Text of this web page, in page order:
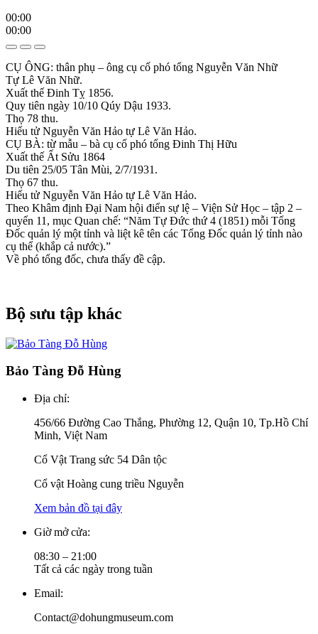
00:00
00:00
CỤ ÔNG: thân phụ – ông cụ cố phó tổng Nguyễn Văn Nhữ
Tự Lê Văn Nhữ.
Xuất thế Đinh Tỵ 1856.
Quy tiên ngày 10/10 Qúy Dậu 1933.
Thọ 78 thu.
Hiếu tử Nguyễn Văn Hảo tự Lê Văn Hảo.
CỤ BÀ: từ mẫu – bà cụ cố phó tổng Đinh Thị Hữu
Xuất thế Ất Sửu 1864
Du tiên 25/05 Tân Mùi, 2/7/1931.
Thọ 67 thu.
Hiếu tử Nguyễn Văn Hảo tự Lê Văn Hảo.
Theo Khâm định Đại Nam hội điển sự lệ – Viện Sử Học – tập 2 –
quyển 11, mục Quan chế: “Năm Tự Đức thứ 4 (1851) mỗi Tổng
Đốc quản lý một tỉnh và liệt kê tên các Tổng Đốc quản lý tỉnh nào
cụ thể (khắp cả nước).”
Về phó tổng đốc, chưa thấy đề cập.
Bộ sưu tập khác
Bảo Tàng Đỗ Hùng
Địa chỉ:
456/66 Đường Cao Thắng, Phường 12, Quận 10, Tp.Hồ Chí
Minh, Việt Nam
Cổ Vật Trang sức 54 Dân tộc
Cổ vật Hoàng cung triều Nguyễn
Xem bản đồ tại đây
Giờ mở cửa:
08:30 – 21:00
Tất cả các ngày trong tuần
Email:
Contact@dohungmuseum.com